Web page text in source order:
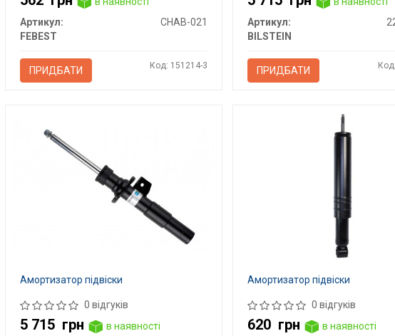
Артикул:
CHAB-021
FEBEST
ПРИДБАТИ Код: 151214-3
Артикул:
BILSTEIN
ПРИДБАТИ
Амортизатор підвіски
0 відгуків
5 715 грн
в наявності
Амортизатор підвіски
0 відгуків
620 грн
в наявності